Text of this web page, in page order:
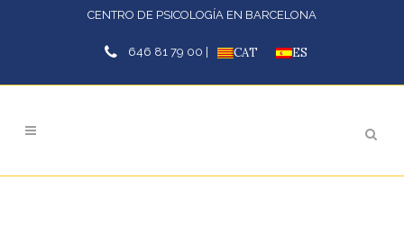
CENTRO DE PSICOLOGÍA EN BARCELONA
646 81 79 00 | CAT ES